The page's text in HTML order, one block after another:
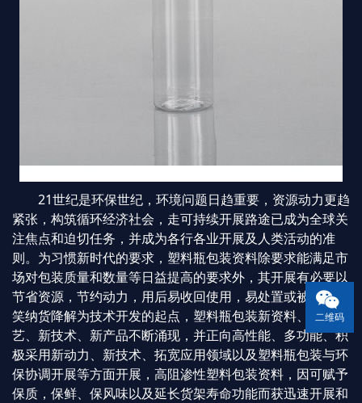
21世纪是环保世纪，环境问题日趋重要，资源动力更趋
紧张，构筑循环经济社会，走可持续开展路途已成为全球关
注焦点和迫切任务，并成为各行各业开展及人类活动的准
则。为习惯新时代的要求，塑料瓶包装资料除要求能满足市
场对包装质量和数量等日益提高的要求外，其开展有必要以
节省资源，节约动力，用后易收回使用，易处置或被易环境
笑纳货降解为技术开发的起点，塑料瓶包装新资料、新工
艺、新技术、新产品不断涌现，并正向高性能、多功能、积
极采用新动力、新技术、拓宽应用领域以及塑料瓶包装与环
保协调开展等方面开展，高阻渗性塑料包装资料，因可赋予
保质，保鲜、保风味以及延长货架寿命功能而获迅速开展和
二维码